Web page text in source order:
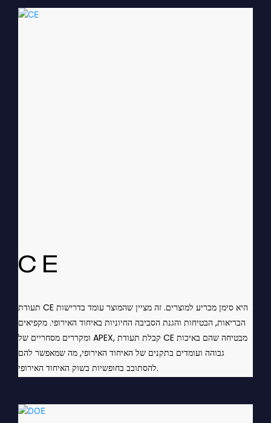
CE
תעודת CE היא סימן מכריע למוצרים. זה מציין שהמוצר עומד בדרישות
הבריאות, הבטיחות והגנת הסביבה החיוניות באיחוד האירופי. מקפיאים
ומקררים מסחריים של APEX, קבלת תעודת CE מבטיחה שהם באיכות
גבוהה ועומדים בתקנים של האיחוד האירופי, מה שמאפשר להם
להסתובב בחופשיות בשוק האיחוד האירופי.